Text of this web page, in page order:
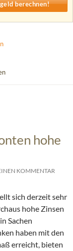
hohe
KOMMENTAR
sich derzeit sehr
hohe Zinsen
Sachen
haben mit den
erreicht, bieten